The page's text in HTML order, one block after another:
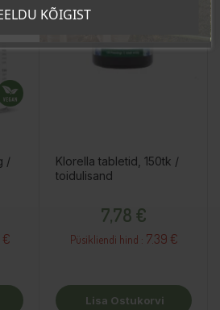
/
€
Klorella tabletid, 150tk /
toidulisand
7,78 €
Püsikliendi hind : 7.39 €
Lisa Ostukorvi
KÕIGIST